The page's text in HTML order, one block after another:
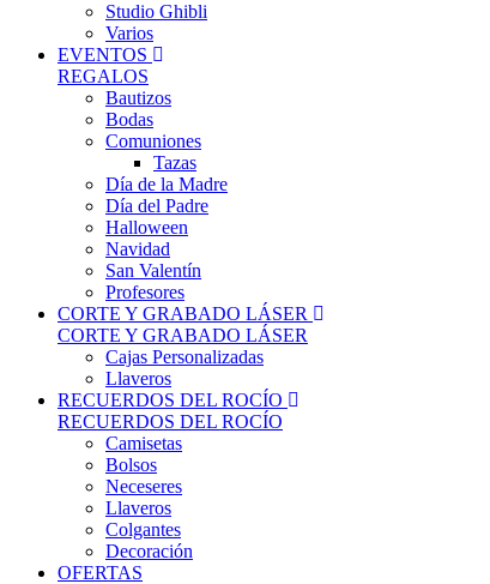
Studio Ghibli
Varios
EVENTOS
REGALOS
Bautizos
Bodas
Comuniones
Tazas
Día de la Madre
Día del Padre
Halloween
Navidad
San Valentín
Profesores
CORTE Y GRABADO LÁSER
CORTE Y GRABADO LÁSER
Cajas Personalizadas
Llaveros
RECUERDOS DEL ROCÍO
RECUERDOS DEL ROCÍO
Camisetas
Bolsos
Neceseres
Llaveros
Colgantes
Decoración
OFERTAS